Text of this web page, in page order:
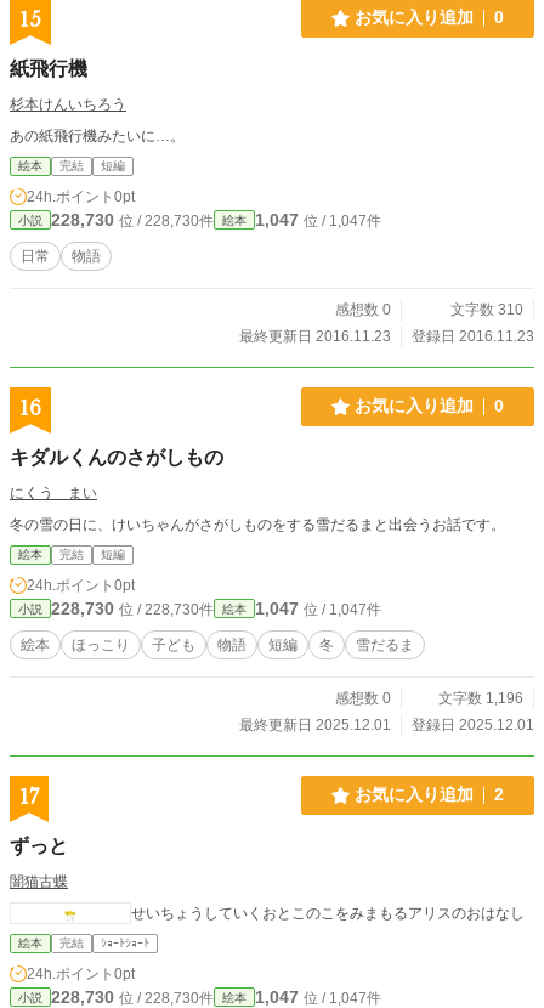
15 お気に入り追加 0
紙飛行機
杉本けんいちろう
あの紙飛行機みたいに…。
絵本 完結 短編
24h.ポイント 0pt
小説 228,730 位 / 228,730件 絵本 1,047 位 / 1,047件
日常 物語
感想数 0
文字数 310
最終更新日 2016.11.23
登録日 2016.11.23
16 お気に入り追加 0
キダルくんのさがしもの
にくう まい
冬の雪の日に、けいちゃんがさがしものをする雪だるまと出会うお話です。
絵本 完結 短編
24h.ポイント 0pt
小説 228,730 位 / 228,730件 絵本 1,047 位 / 1,047件
絵本 ほっこり 子ども 物語 短編 冬 雪だるま
感想数 0
文字数 1,196
最終更新日 2025.12.01
登録日 2025.12.01
17 お気に入り追加 2
ずっと
闇猫古蝶
せいちょうしていくおとこのこをみまもるアリスのおはなし
絵本 完結 ｼｮｰﾄｼｮｰﾄ
24h.ポイント 0pt
小説 228,730 位 / 228,730件 絵本 1,047 位 / 1,047件